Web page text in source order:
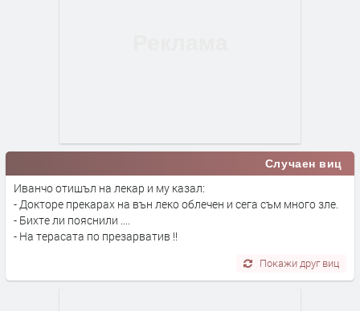
Случаен виц
Иванчо отишъл на лекар и му казал:
- Докторе прекарах на вън леко облечен и сега съм много зле.
- Бихте ли пояснили ....
- На терасата по презарватив !!
Покажи друг виц